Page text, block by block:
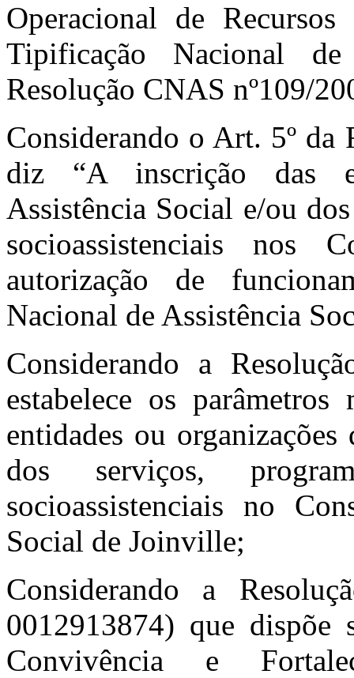
Operacional de
Tipificação Nacional de
Resolução CNAS nº109/
Considerando o Art. 5º da
diz “A inscrição das
Assistência Social e/ou
socioassistenciais nos
autorização de
Nacional de Assistência
Considerando a
estabelece os
entidades ou
dos serviços,
socioassistenciais no
Social de Joinville;
Considerando a
0012913874) que dispõe
Convivência e